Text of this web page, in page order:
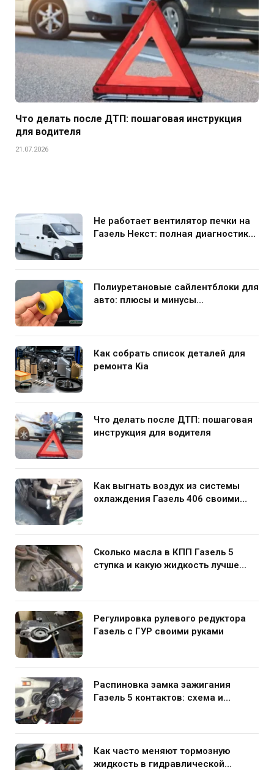
Что делать после ДТП: пошаговая инструкция
для водителя
21.07.2026
Не работает вентилятор печки на
Газель Некст: полная диагностика
Полиуретановые сайлентблоки для
авто: плюсы и минусы
Как собрать список деталей для
ремонта Kia
Что делать после ДТП: пошаговая
инструкция для водителя
Как выгнать воздух из системы
охлаждения Газель 406 своими
Сколько масла в КПП Газель 5
ступка и какую жидкость лучше
Регулировка рулевого редуктора
Газель с ГУР своими руками
Распиновка замка зажигания
Газель 5 контактов: схема и
Как часто меняют тормозную
жидкость в гидравлической